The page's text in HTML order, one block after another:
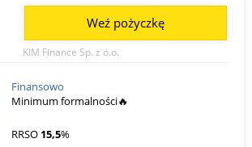
KIM Finance Sp. z o.o.
Weź pożyczkę
Finansowo
Minimum formalności🔥
RRSO 15,5%